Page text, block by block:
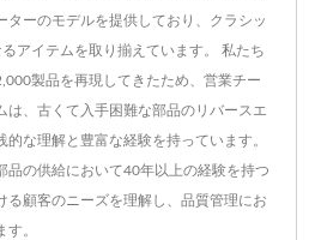
ターのモデルを提供しており、クラシッ
アイテムを取り揃えています。 私たち
製品を再現してきたため、営業チー
は、古くて入手困難な部品のリバースエ
な理解と豊富な経験を持っています。
品の供給において40年以上の経験を持つ
る顧客のニーズを理解し、品質管理にお
。